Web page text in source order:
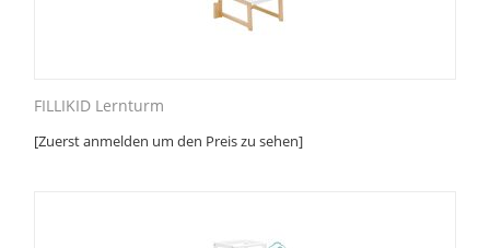
FILLIKID Lernturm
[Zuerst anmelden um den Preis zu sehen]